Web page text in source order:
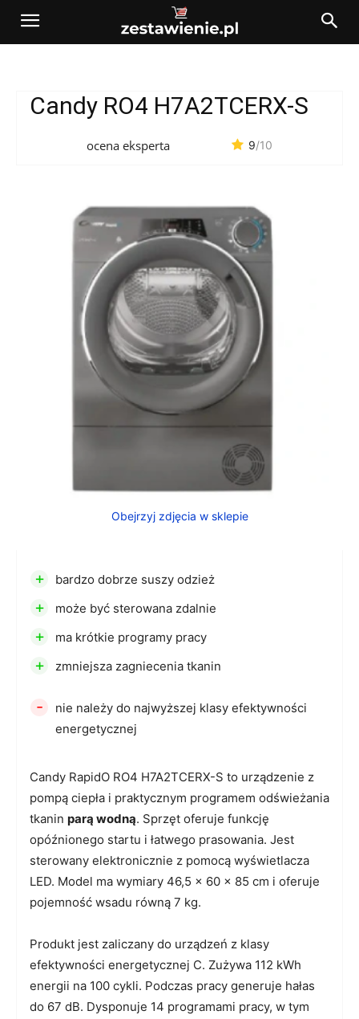
Candy RO4 H7A2TCERX-S
ocena eksperta 9/10
Obejrzyj zdjęcia w sklepie
Candy RapidO RO4 H7A2TCERX-S to urządzenie z
pompą ciepła i praktycznym programem odświeżania
tkanin parą wodną. Sprzęt oferuje funkcję
opóźnionego startu i łatwego prasowania. Jest
sterowany elektronicznie z pomocą wyświetlacza
LED. Model ma wymiary 46,5 x 60 x 85 cm i oferuje
pojemność wsadu równą 7 kg.
Produkt jest zaliczany do urządzeń z klasy
efektywności energetycznej C. Zużywa 112 kWh
energii na 100 cykli. Podczas pracy generuje hałas
do 67 dB. Dysponuje 14 programami pracy, w tym
+ bardzo dobrze suszy odzież
+ może być sterowana zdalnie
+ ma krótkie programy pracy
+ zmniejsza zagniecenia tkanin
-
nie należy do najwyższej klasy efektywności
energetycznej